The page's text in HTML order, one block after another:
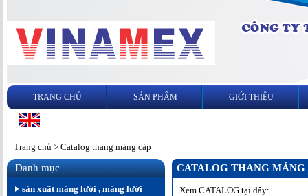
TRANG CHỦ SẢN PHẨM GIỚI THIỆU
Trang chủ > Catalog thang máng cáp
Danh mục
sản xuất máng lưới , máng lưới
CATALOG THANG MÁNG
Xem CATALOG tại đây: